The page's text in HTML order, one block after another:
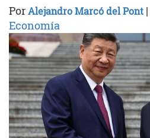
PorAlejandro Marcó del Pont |
Economía